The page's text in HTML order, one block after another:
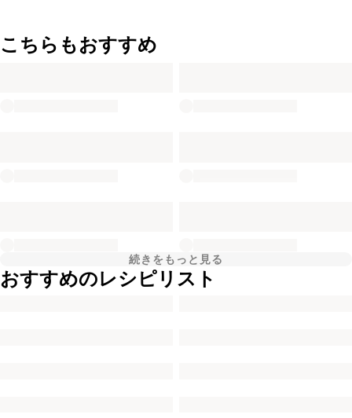
こちらもおすすめ
続きをもっと見る
おすすめのレシピリスト